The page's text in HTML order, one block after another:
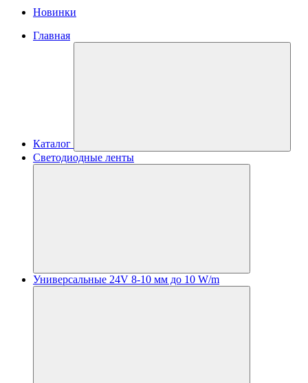
Новинки
Главная
Каталог
Светодиодные ленты
Универсальные 24V 8-10 мм до 10 W/m